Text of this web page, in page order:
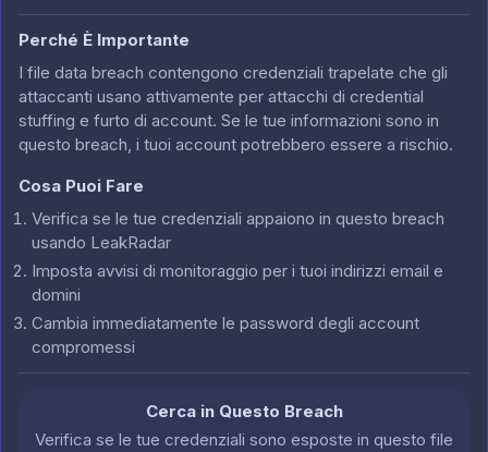
Perché È Importante
I file data breach contengono credenziali trapelate che gli
attaccanti usano attivamente per attacchi di credential
stuffing e furto di account. Se le tue informazioni sono in
questo breach, i tuoi account potrebbero essere a rischio.
Cosa Puoi Fare
Verifica se le tue credenziali appaiono in questo breach
usando LeakRadar
Imposta avvisi di monitoraggio per i tuoi indirizzi email e
domini
Cambia immediatamente le password degli account
compromessi
Cerca in Questo Breach
Verifica se le tue credenziali sono esposte in questo file